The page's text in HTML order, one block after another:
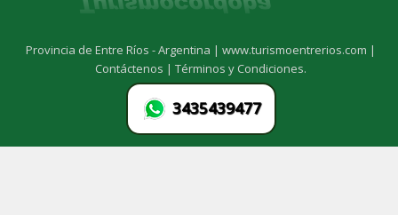
Provincia de Entre Ríos - Argentina |www.turismoentrerios.com |
Contáctenos |Términos y Condiciones.
3435439477